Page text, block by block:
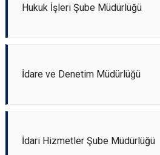
Hukuk İşleri Şube Müdürlüğü
İdare ve Denetim Müdürlüğü
İdari Hizmetler Şube Müdürlüğü